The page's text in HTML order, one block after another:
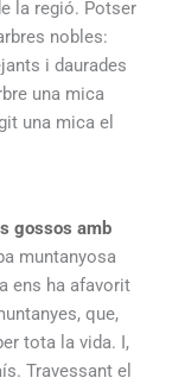
la regió. Potser
nobles:
i daurades
una mica
una mica el
gossos amb
muntanyosa
ens ha afavorit
que,
tota la vida. I,
Travessant el